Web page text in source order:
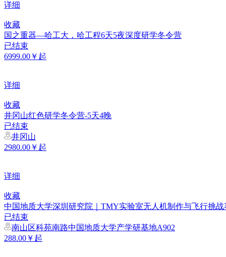
详细
收藏
国之重器—哈工大，哈工程6天5夜深度研学冬令营
已结束
6999.00￥起
详细
收藏
井冈山红色研学冬令营-5天4晚
已结束
井冈山
2980.00￥起
详细
收藏
中国地质大学深圳研究院｜TMY实验室无人机制作与飞行挑战
已结束
南山区科苑南路中国地质大学产学研基地A902
288.00￥起